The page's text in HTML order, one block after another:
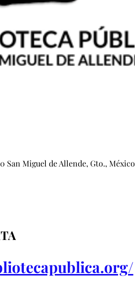
San Miguel de Allende, Gto., México